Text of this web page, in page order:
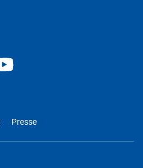
Presse